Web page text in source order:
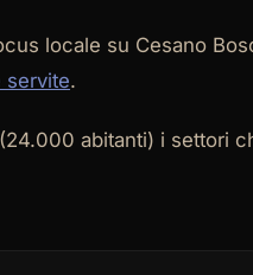
locale su Cesano
servite.
abitanti) i settori